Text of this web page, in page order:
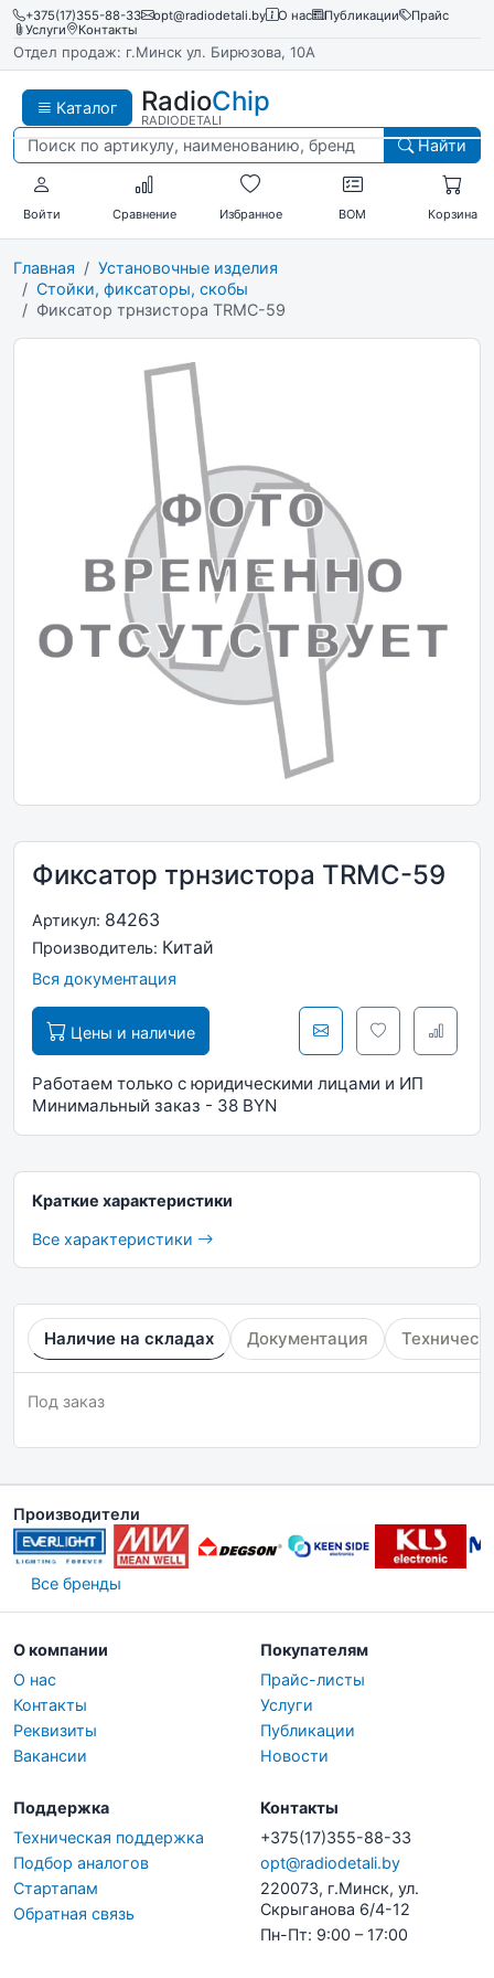
+375(17)355-88-33 opt@radiodetali.by О нас Публикации
Прайс
Услуги
Контакты
Отдел продаж: г.Минск ул. Бирюзова, 10А
Каталог RadioChip
RADIODETALI
Найти
Войти Сравнение Избранное BOM Корзина
Главная
Установочные изделия
Стойки, фиксаторы, скобы
Фиксатор трнзистора TRMC-59
Фиксатор трнзистора TRMC-59
Артикул: 84263
Производитель: Китай
Вся документация
Цены и наличие
Работаем только с юридическими лицами и ИП
Минимальный заказ - 38 BYN
Краткие характеристики
Все характеристики
Наличие на складах Документация
Под заказ
Производители
Все бренды
О компании
О нас
Контакты
Реквизиты
Вакансии
Покупателям
Прайс-листы
Услуги
Публикации
Новости
Поддержка
Техническая поддержка
Подбор аналогов
Стартапам
Обратная связь
Контакты
+375(17)355-88-33
opt@radiodetali.by
220073, г.Минск, ул.
Скрыганова 6/4-12
Пн-Пт: 9:00 – 17:00